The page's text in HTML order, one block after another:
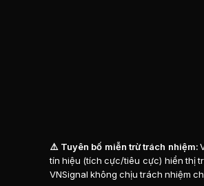
⚠️ Tuyên bố miễn trừ trách nhiệm:
tín hiệu (tích cực/tiêu cực) hiển thị
VNSignal không chịu trách nhiệm